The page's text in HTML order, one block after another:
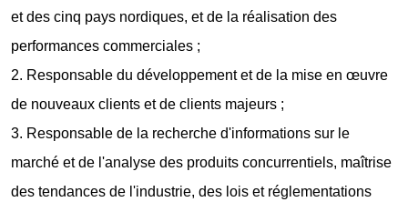
et des cinq pays nordiques, et de la réalisation des
performances commerciales ;
2. Responsable du développement et de la mise en œuvre
de nouveaux clients et de clients majeurs ;
3. Responsable de la recherche d'informations sur le
marché et de l'analyse des produits concurrentiels, maîtrise
des tendances de l'industrie, des lois et réglementations